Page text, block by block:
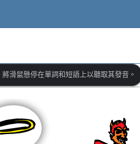
滑鼠懸停在單詞和短語上以聽取其發音。